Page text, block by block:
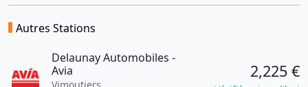
Autres Stations
Delaunay Automobiles -
Avia
2,225 €